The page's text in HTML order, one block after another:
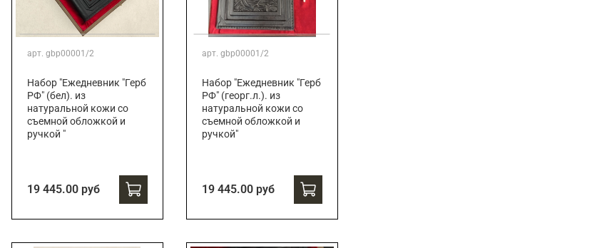
арт. gbp00001/2
Набор "Ежедневник "Герб
РФ" (бел). из
натуральной кожи со
съемной обложкой и
ручкой "
19 445.00 руб
арт. gbp00001/2
Набор "Ежедневник "Герб
РФ" (георг.л.). из
натуральной кожи со
съемной обложкой и
ручкой"
19 445.00 руб